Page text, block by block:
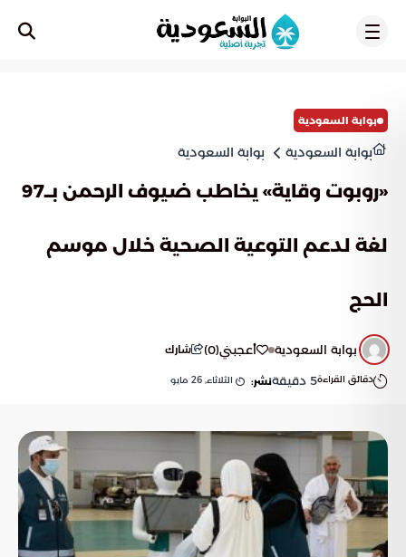
بوابة السعودية
بوابة السعودية بوابة السعودية
«روبوت وقاية» يخاطب ضيوف الرحمن بــ97
لغة لدعم التوعية الصحية خلال موسم
الحج
بوابة السعودية أعجبني(
0
) شارك
دقائق القراءة5 دقيقةنشر: الثلاثاء, 26 مايو